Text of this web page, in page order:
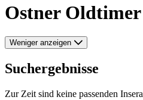
Ostner
Weniger anzeigen
Suchergebnisse
Zur Zeit sind keine passenden